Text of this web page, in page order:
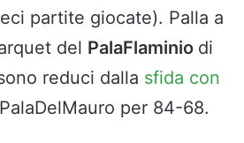
partite giocate). Palla a
del PalaFlaminio di
reduci dalla sfida con
per 84-68.